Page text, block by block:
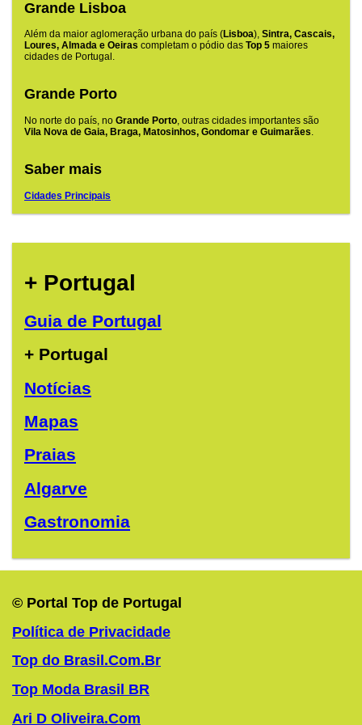
Grande Lisboa
Além da maior aglomeração urbana do país (Lisboa), Sintra, Cascais,
Loures, Almada e Oeiras completam o pódio das Top 5 maiores
cidades de Portugal.
Grande Porto
No norte do país, no Grande Porto, outras cidades importantes são
Vila Nova de Gaia, Braga, Matosinhos, Gondomar e Guimarães.
Saber mais
Cidades Principais
+ Portugal
Guia de Portugal
+ Portugal
Notícias
Mapas
Praias
Algarve
Gastronomia
© Portal Top de Portugal
Política de Privacidade
Top do Brasil.Com.Br
Top Moda Brasil BR
Ari D Oliveira.Com